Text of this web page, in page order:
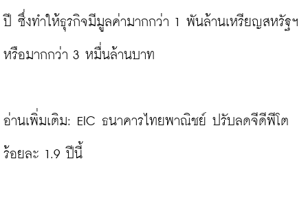
ปี ซึ่งทำให้ธุรกิจมีมูลค่ามากกว่า 1 พันล้านเหรียญสหรัฐฯ
หรือมากกว่า 3 หมื่นล้านบาท
อ่านเพิ่มเติม: EIC ธนาคารไทยพาณิชย์ ปรับลดจีดีพีโต
ร้อยละ 1.9 ปีนี้